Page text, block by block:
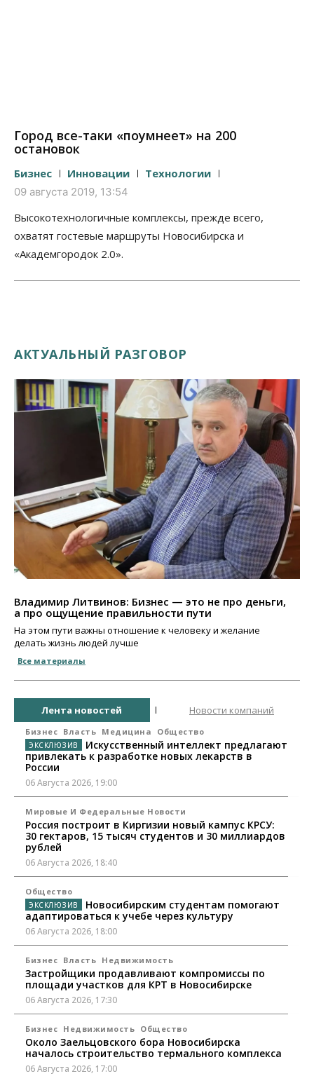
Город все-таки «поумнеет» на 200
остановок
Бизнес Инновации Технологии
09 августа 2019, 13:54
Высокотехнологичные комплексы, прежде всего,
охватят гостевые маршруты Новосибирска и
«Академгородок 2.0».
АКТУАЛЬНЫЙ РАЗГОВОР
Владимир Литвинов: Бизнес — это не про деньги,
а про ощущение правильности пути
На этом пути важны отношение к человеку и желание
делать жизнь людей лучше
Все материалы
Лента новостей Новости компаний
Бизнес Власть Медицина Общество
Искусственный интеллект предлагают
привлекать к разработке новых лекарств в
России
06 Августа 2026, 19:00
Мировые И Федеральные Новости
Россия построит в Киргизии новый кампус КРСУ:
30 гектаров, 15 тысяч студентов и 30 миллиардов
рублей
06 Августа 2026, 18:40
Общество
Новосибирским студентам помогают
адаптироваться к учебе через культуру
06 Августа 2026, 18:00
Бизнес Власть Недвижимость
Застройщики продавливают компромиссы по
площади участков для КРТ в Новосибирске
06 Августа 2026, 17:30
Бизнес Недвижимость Общество
Около Заельцовского бора Новосибирска
началось строительство термального комплекса
06 Августа 2026, 17:00